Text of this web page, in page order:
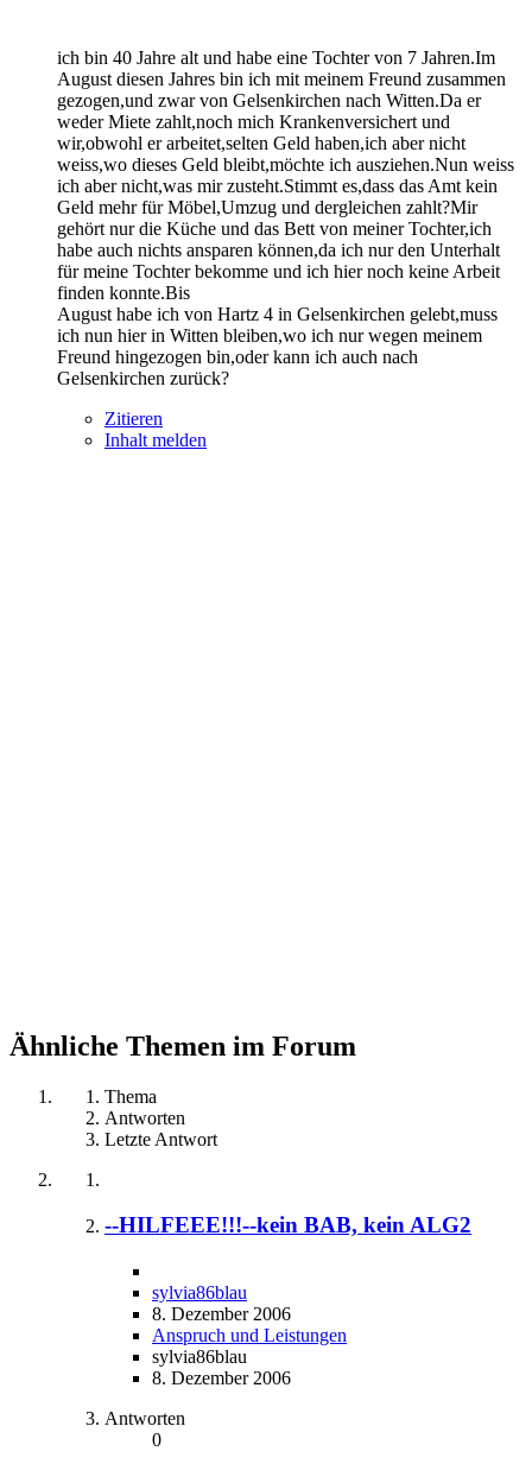
ich bin 40 Jahre alt und habe eine Tochter von 7 Jahren.Im
August diesen Jahres bin ich mit meinem Freund zusammen
gezogen,und zwar von Gelsenkirchen nach Witten.Da er
weder Miete zahlt,noch mich Krankenversichert und
wir,obwohl er arbeitet,selten Geld haben,ich aber nicht
weiss,wo dieses Geld bleibt,möchte ich ausziehen.Nun weiss
ich aber nicht,was mir zusteht.Stimmt es,dass das Amt kein
Geld mehr für Möbel,Umzug und dergleichen zahlt?Mir
gehört nur die Küche und das Bett von meiner Tochter,ich
habe auch nichts ansparen können,da ich nur den Unterhalt
für meine Tochter bekomme und ich hier noch keine Arbeit
finden konnte.Bis
August habe ich von Hartz 4 in Gelsenkirchen gelebt,muss
ich nun hier in Witten bleiben,wo ich nur wegen meinem
Freund hingezogen bin,oder kann ich auch nach
Gelsenkirchen zurück?
Zitieren
Inhalt melden
Ähnliche Themen im Forum
Thema
Antworten
Letzte Antwort
--HILFEEE!!!--kein BAB, kein ALG2
sylvia86blau
8. Dezember 2006
Anspruch und Leistungen
sylvia86blau
8. Dezember 2006
Antworten
0